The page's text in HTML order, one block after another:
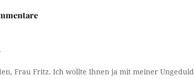
Frau Fritz. Ich wollte Ihnen ja mit meiner